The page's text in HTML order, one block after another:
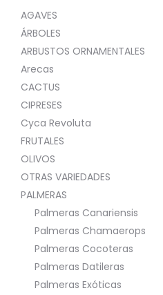
AGAVES
ÁRBOLES
ARBUSTOS ORNAMENTALES
Arecas
CACTUS
CIPRESES
Cyca Revoluta
FRUTALES
OLIVOS
OTRAS VARIEDADES
PALMERAS
Palmeras Canariensis
Palmeras Chamaerops
Palmeras Cocoteras
Palmeras Datileras
Palmeras Exóticas